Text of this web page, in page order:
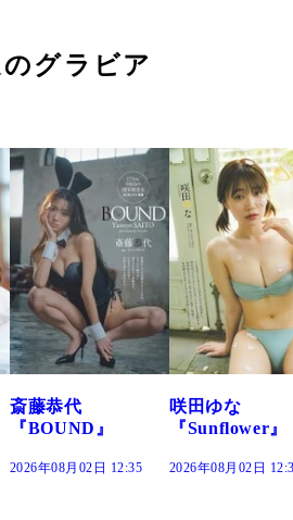
グラビア
咲田ゆな
『Sunflower』
2026年08月02日 12:30
藤水咲桜『花
だまり』
2026年08月02日